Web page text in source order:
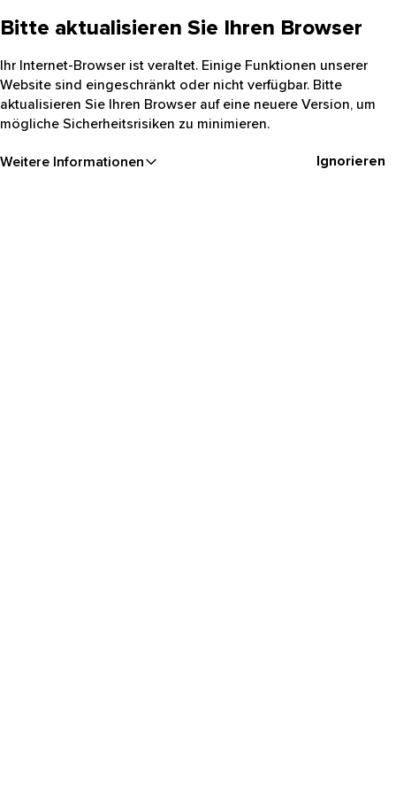
Bitte aktualisieren Sie Ihren Browser
Ihr Internet-Browser ist veraltet. Einige Funktionen unserer
Website sind eingeschränkt oder nicht verfügbar. Bitte
aktualisieren Sie Ihren Browser auf eine neuere Version, um
mögliche Sicherheitsrisiken zu minimieren.
Weitere Informationen Ignorieren